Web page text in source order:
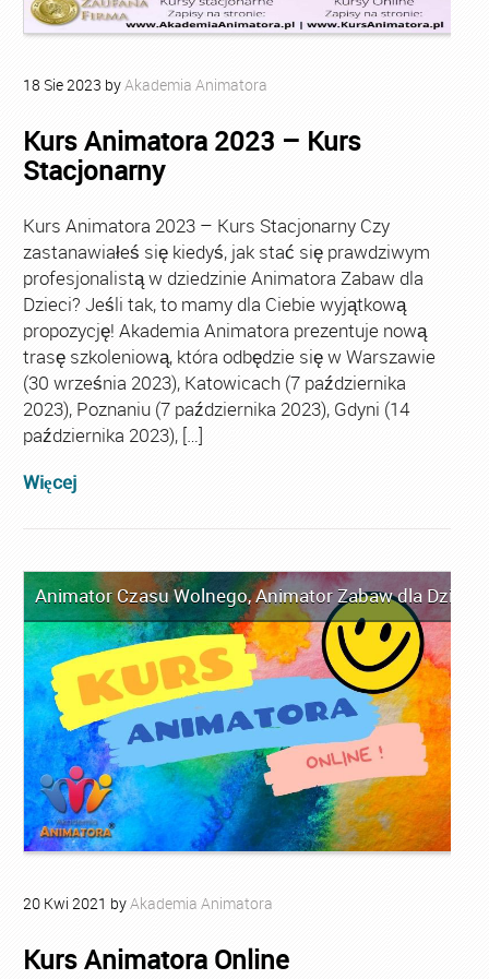
18 Sie2023 byAkademia Animatora
Kurs Animatora 2023 – Kurs
Stacjonarny
Kurs Animatora 2023 – Kurs Stacjonarny Czy
zastanawiałeś się kiedyś, jak stać się prawdziwym
profesjonalistą w dziedzinie Animatora Zabaw dla
Dzieci? Jeśli tak, to mamy dla Ciebie wyjątkową
propozycję! Akademia Animatora prezentuje nową
trasę szkoleniową, która odbędzie się w Warszawie
(30 września 2023), Katowicach (7 października
2023), Poznaniu (7 października 2023), Gdyni (14
października 2023), […]
Więcej
Animator Czasu Wolnego,Animator Zabaw dla Dzieci
20 Kwi 2021 byAkademia Animatora
Kurs Animatora Online